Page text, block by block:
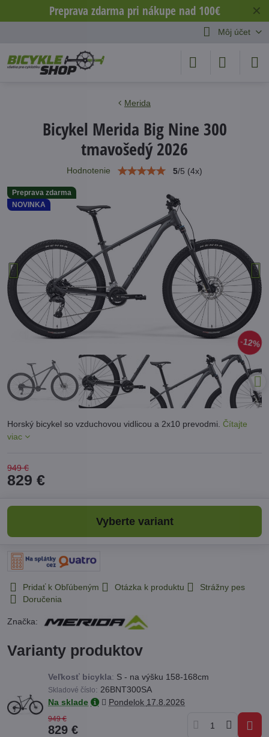
✕
Preprava zdarma pri nákupe nad 100€
Môj účet
Preprava zdarma
NOVINKA
12%
Merida
Bicykel Merida Big Nine 300
tmavošedý 2026
Hodnotenie 5/5 (4x)
Horský bicykel so vzduchovou vidlicou a 2x10 prevodmi. Čítajte
viac
949 €
829 €
Vyberte variant
Pridať k Obľúbeným Otázka k produktu
Strážny pes
Doručenia
Značka:
Varianty produktov
Veľkosť bicykla: S - na výšku 158-168cm
Skladové číslo: 26BNT300SA
Na sklade
Pondelok 17.8.2026
949 €
829 €